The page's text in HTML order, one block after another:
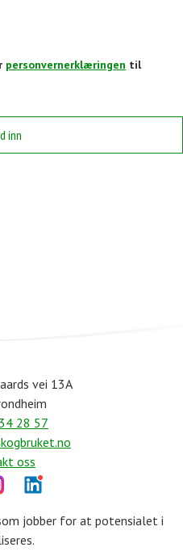
personvernerklæringen til
vei 13A
28 57
oss
jobber for at potensialet i